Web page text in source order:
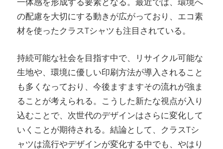
の配慮を大切にする動きが広がっており、エコ素
材を使ったクラスTシャツも注目されている。
持続可能な社会を目指す中で、リサイクル可能な
生地や、環境に優しい印刷方法が導入されること
も多くなっており、今後ますますその流れが強ま
ることが考えられる。こうした新たな視点が入り
込むことで、次世代のデザインはさらに変化して
いくことが期待される。結論として、クラスTシ
ャツは流行やデザインが変化する中でも、やはり